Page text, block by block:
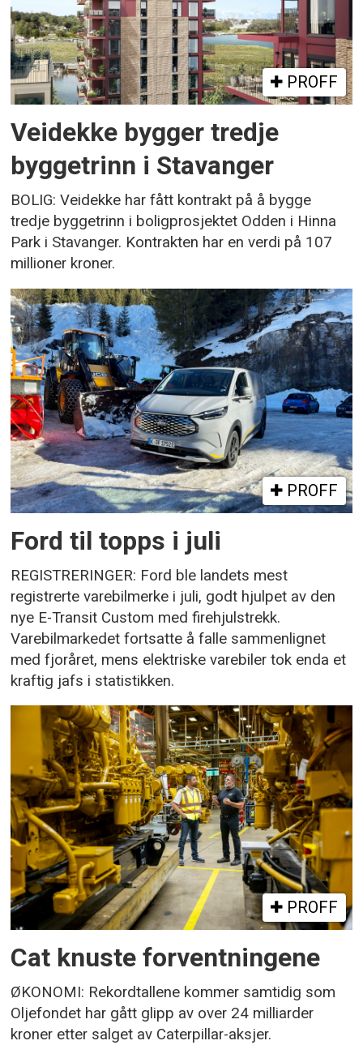
PROFF
Veidekke bygger tredje
byggetrinn i Stavanger
BOLIG: Veidekke har fått kontrakt på å bygge
tredje byggetrinn i boligprosjektet Odden i Hinna
Park i Stavanger. Kontrakten har en verdi på 107
millioner kroner.
PROFF
Ford til topps i juli
REGISTRERINGER: Ford ble landets mest
registrerte varebilmerke i juli, godt hjulpet av den
nye E-Transit Custom med firehjulstrekk.
Varebilmarkedet fortsatte å falle sammenlignet
med fjoråret, mens elektriske varebiler tok enda et
kraftig jafs i statistikken.
PROFF
Cat knuste forventningene
ØKONOMI: Rekordtallene kommer samtidig som
Oljefondet har gått glipp av over 24 milliarder
kroner etter salget av Caterpillar-aksjer.